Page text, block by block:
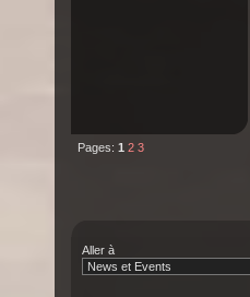
Pages: 1 2 3
Aller à